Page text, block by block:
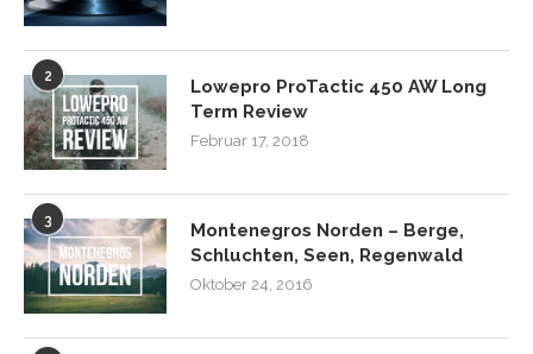
2
Lowepro ProTactic 450 AW Long
Term Review
Februar 17, 2018
3
Montenegros Norden – Berge,
Schluchten, Seen, Regenwald
Oktober 24, 2016